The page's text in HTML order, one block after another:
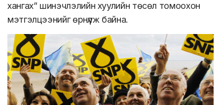
хангах” шинэчлэлийн хуулийн төсөл томоохон
мэтгэлцээнийг өрнүүлж байна.